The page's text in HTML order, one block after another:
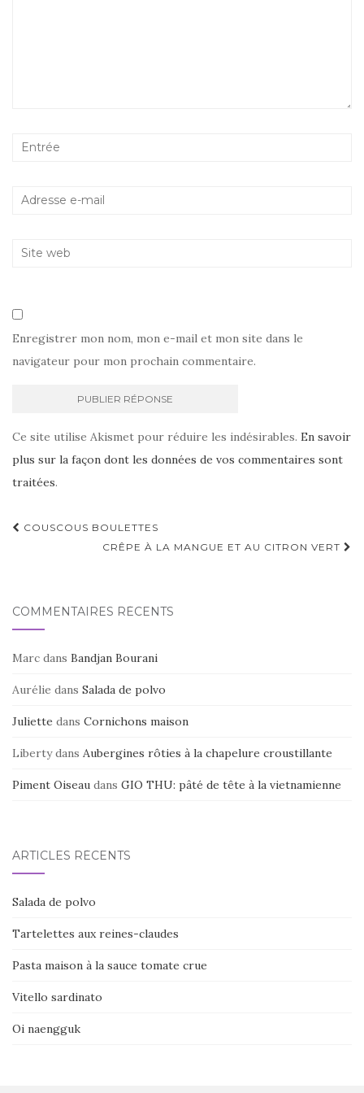
Enregistrer mon nom, mon e-mail et mon site dans le
navigateur pour mon prochain commentaire.
Ce site utilise Akismet pour réduire les indésirables. En savoir
plus sur la façon dont les données de vos commentaires sont
traitées.
Navigation
COUSCOUS BOULETTES
CRÊPE À LA MANGUE ET AU CITRON VERT
COMMENTAIRES RÉCENTS
Marc dans Bandjan Bourani
Aurélie dans Salada de polvo
Juliette dans Cornichons maison
Libertydans Aubergines rôties à la chapelure croustillante
Piment Oiseau dans GIO THU: pâté de tête à la vietnamienne
ARTICLES RÉCENTS
Salada de polvo
Tartelettes aux reines-claudes
Pasta maison à la sauce tomate crue
Vitello sardinato
Oi naengguk